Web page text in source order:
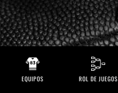
EQUIPOS ROL DE JUEGOS